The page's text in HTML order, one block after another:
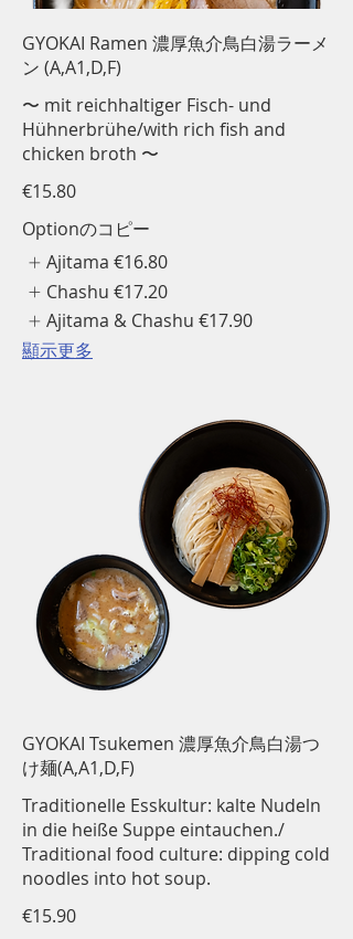
GYOKAI Ramen 濃厚魚介鳥白湯ラーメ
ン (A,A1,D,F)
〜 mit reichhaltiger Fisch- und
Hühnerbrühe/with rich fish and
chicken broth 〜
€15.80
Optionのコピー
Ajitama €16.80
Chashu €17.20
Ajitama & Chashu €17.90
顯示更多
GYOKAI Tsukemen 濃厚魚介鳥白湯つ
け麺(A,A1,D,F)
Traditionelle Esskultur: kalte Nudeln
in die heiße Suppe eintauchen./
Traditional food culture: dipping cold
noodles into hot soup.
€15.90